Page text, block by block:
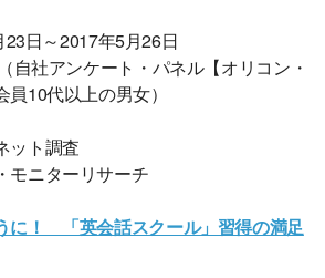
日～2017年5月26日
自社アンケート・パネル【オリコン・
10代以上の男女）
ット調査
モニターリサーチ
に！ 「英会話スクール」習得の満足